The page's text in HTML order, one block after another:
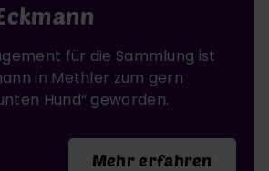
für die Sammlung ist
in Methler zum gern
Hund“ geworden.
Mehr erfahren